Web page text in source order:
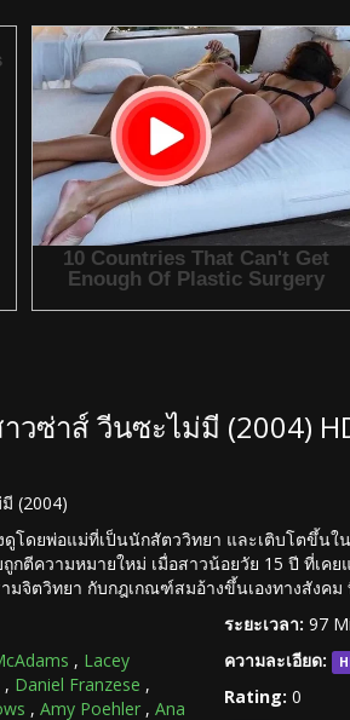
วซ่าส์ วีนซะไม่มี (2004)
(2004)
โดยพ่อแม่ที่เป็นนักสัตววิทยา และเติบโตขึ้นใน
กตีความหมายใหม่ เมื่อสาวน้อยวัย 15 ปี ที่เค
มจิตวิทยา กับกฎเกณฑ์สมอ้างขึ้นเองทางสังค
, Lacey
, Daniel Franzese ,
, Amy Poehler , Ana
ระยะเวลา: 97
ความละเอียด:
Rating: 0